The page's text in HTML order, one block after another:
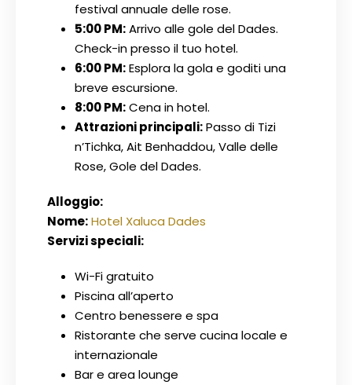
festival annuale delle rose.
5:00 PM:Arrivo alle gole del Dades.
Check-in presso il tuo hotel.
6:00 PM:Esplora la gola e goditi una
breve escursione.
8:00 PM:Cena in hotel.
Attrazioni principali:Passo di Tizi
n’Tichka, Ait Benhaddou, Valle delle
Rose, Gole del Dades.
Alloggio:
Nome:Hotel Xaluca Dades
Servizi speciali:
Wi-Fi gratuito
Piscina all’aperto
Centro benessere e spa
Ristorante che serve cucina locale e
internazionale
Bar e area lounge